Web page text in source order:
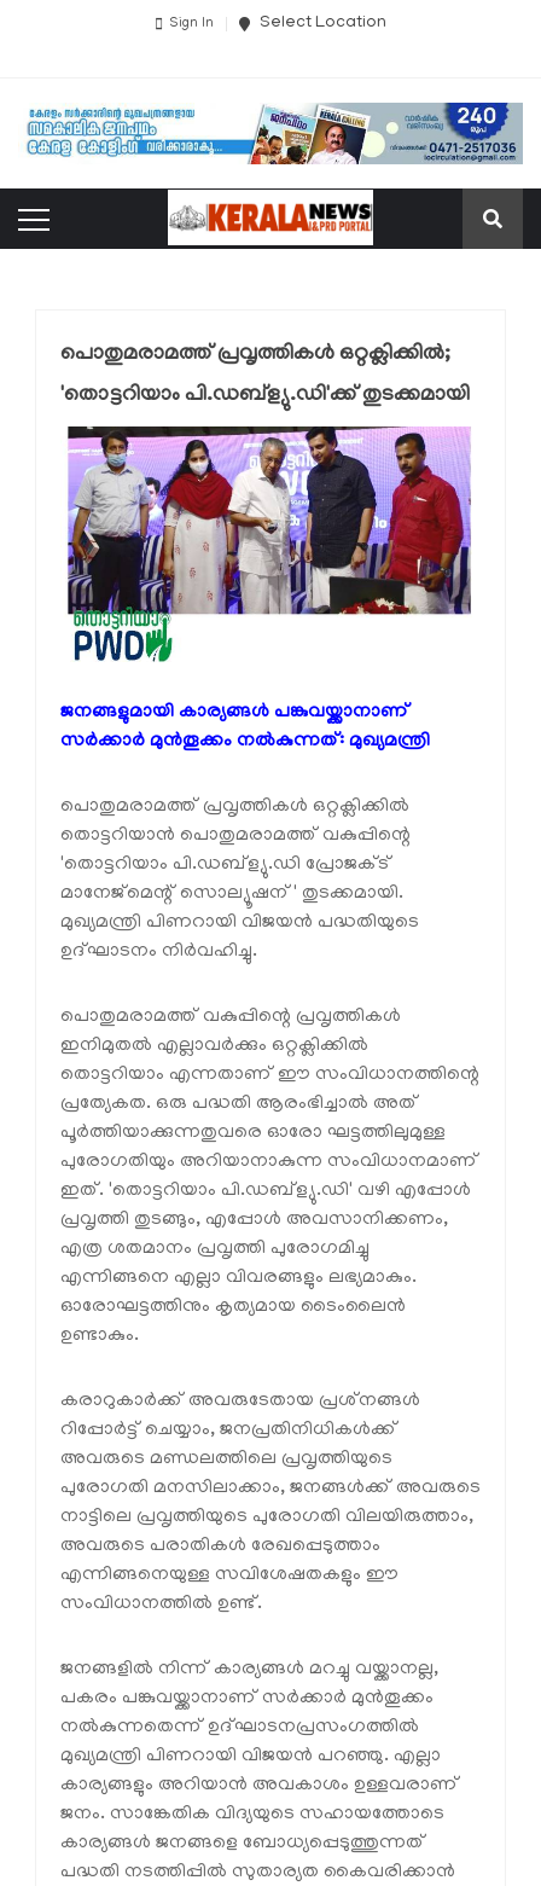
Sign In Select Location
പൊതുമരാമത്ത് പ്രവൃത്തികൾ ഒറ്റക്ലിക്കിൽ;
'തൊട്ടറിയാം പി.ഡബ്ള്യു.ഡി'ക്ക് തുടക്കമായി
ജനങ്ങളുമായി കാര്യങ്ങൾ പങ്കുവയ്ക്കാനാണ്
സർക്കാർ മുൻതൂക്കം നൽകുന്നത്: മുഖ്യമന്ത്രി
പൊതുമരാമത്ത് പ്രവൃത്തികൾ ഒറ്റക്ലിക്കിൽ
തൊട്ടറിയാൻ പൊതുമരാമത്ത് വകുപ്പിന്റെ
'തൊട്ടറിയാം പി.ഡബ്ള്യു.ഡി പ്രോജക്ട്
മാനേജ്മെന്റ് സൊല്യൂഷന്' തുടക്കമായി.
മുഖ്യമന്ത്രി പിണറായി വിജയൻ പദ്ധതിയുടെ
ഉദ്ഘാടനം നിർവഹിച്ചു.
പൊതുമരാമത്ത് വകുപ്പിന്റെ പ്രവൃത്തികൾ
ഇനിമുതൽ എല്ലാവർക്കും ഒറ്റക്ലിക്കിൽ
തൊട്ടറിയാം എന്നതാണ് ഈ സംവിധാനത്തിന്റെ
പ്രത്യേകത. ഒരു പദ്ധതി ആരംഭിച്ചാൽ അത്
പൂർത്തിയാക്കുന്നതുവരെ ഓരോ ഘട്ടത്തിലുമുള്ള
പുരോഗതിയും അറിയാനാകുന്ന സംവിധാനമാണ്
ഇത്. 'തൊട്ടറിയാം പി.ഡബ്ള്യു.ഡി' വഴി എപ്പോൾ
പ്രവൃത്തി തുടങ്ങും, എപ്പോൾ അവസാനിക്കണം,
എത്ര ശതമാനം പ്രവൃത്തി പുരോഗമിച്ചു
എന്നിങ്ങനെ എല്ലാ വിവരങ്ങളും ലഭ്യമാകും.
ഓരോഘട്ടത്തിനും കൃത്യമായ ടൈംലൈൻ
ഉണ്ടാകും.
കരാറുകാർക്ക് അവരുടേതായ പ്രശ്‌നങ്ങൾ
റിപ്പോർട്ട് ചെയ്യാം, ജനപ്രതിനിധികൾക്ക്
അവരുടെ മണ്ഡലത്തിലെ പ്രവൃത്തിയുടെ
പുരോഗതി മനസിലാക്കാം, ജനങ്ങൾക്ക് അവരുടെ
നാട്ടിലെ പ്രവൃത്തിയുടെ പുരോഗതി വിലയിരുത്താം,
അവരുടെ പരാതികൾ രേഖപ്പെടുത്താം
എന്നിങ്ങനെയുള്ള സവിശേഷതകളും ഈ
സംവിധാനത്തിൽ ഉണ്ട്.
ജനങ്ങളിൽ നിന്ന് കാര്യങ്ങൾ മറച്ചു വയ്ക്കാനല്ല,
പകരം പങ്കുവയ്ക്കാനാണ് സർക്കാർ മുൻതൂക്കം
നൽകുന്നതെന്ന് ഉദ്ഘാടനപ്രസംഗത്തിൽ
മുഖ്യമന്ത്രി പിണറായി വിജയൻ പറഞ്ഞു. എല്ലാ
കാര്യങ്ങളും അറിയാൻ അവകാശം ഉള്ളവരാണ്
ജനം. സാങ്കേതിക വിദ്യയുടെ സഹായത്തോടെ
കാര്യങ്ങൾ ജനങ്ങളെ ബോധ്യപ്പെടുത്തുന്നത്
പദ്ധതി നടത്തിപ്പിൽ സുതാര്യത കൈവരിക്കാൻ